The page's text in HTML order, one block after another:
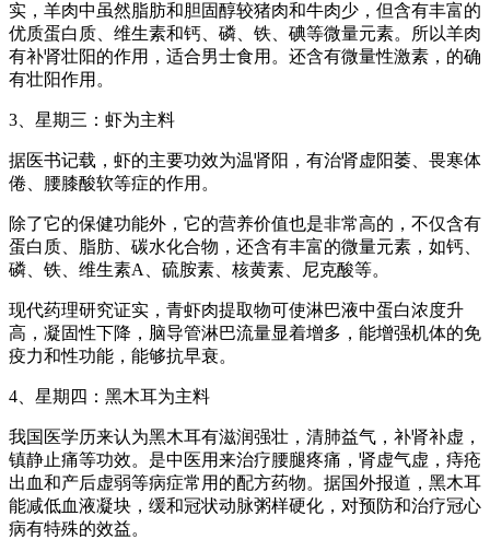
实，羊肉中虽然脂肪和胆固醇较猪肉和牛肉少，但含有丰富的
优质蛋白质、维生素和钙、磷、铁、碘等微量元素。所以羊肉
有补肾壮阳的作用，适合男士食用。还含有微量性激素，的确
有壮阳作用。
3、星期三：虾为主料
据医书记载，虾的主要功效为温肾阳，有治肾虚阳萎、畏寒体
倦、腰膝酸软等症的作用。
除了它的保健功能外，它的营养价值也是非常高的，不仅含有
蛋白质、脂肪、碳水化合物，还含有丰富的微量元素，如钙、
磷、铁、维生素A、硫胺素、核黄素、尼克酸等。
现代药理研究证实，青虾肉提取物可使淋巴液中蛋白浓度升
高，凝固性下降，脑导管淋巴流量显着增多，能增强机体的免
疫力和性功能，能够抗早衰。
4、星期四：黑木耳为主料
我国医学历来认为黑木耳有滋润强壮，清肺益气，补肾补虚，
镇静止痛等功效。是中医用来治疗腰腿疼痛，肾虚气虚，痔疮
出血和产后虚弱等病症常用的配方药物。据国外报道，黑木耳
能减低血液凝块，缓和冠状动脉粥样硬化，对预防和治疗冠心
病有特殊的效益。